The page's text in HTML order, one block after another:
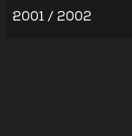
2001 / 2002